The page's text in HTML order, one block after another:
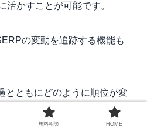
活かすことが可能です。
の変動を追跡する機能も
とともにどのように順位が変
、トレンドを見極める手助け
無料相談 HOME